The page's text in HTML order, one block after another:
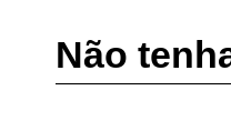
Não